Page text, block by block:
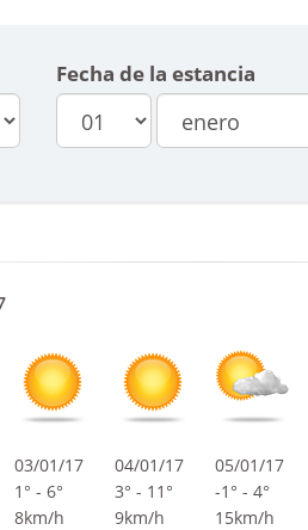
Fecha de la estancia
03/01/17
1° - 6°
8km/h
04/01/17
3° - 11°
9km/h
05/01/17
-1° - 4°
15km/h